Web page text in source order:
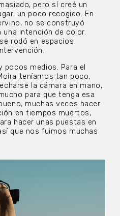
pero sí creé un
un poco recogido. En
no se construyó
intención de color.
rodó en espacios
pocos medios. Para el
teníamos tan poco,
la cámara en mano,
para que tenga esa
muchas veces hacer
en tiempos muertos,
hacer unas puestas en
que nos fuimos muchas